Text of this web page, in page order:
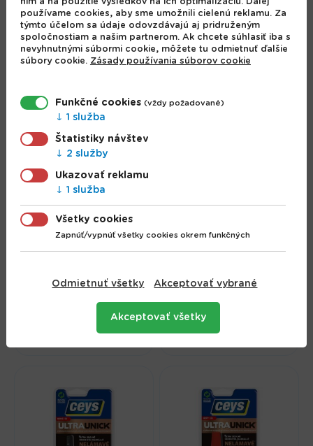
Lepidlo Ceys TOTAL
TECH, strieborný, 2v1
tmel, 290 ml
Lepidlo Ceys TOTAL
TECH, terakota, 2v1
tmel, 290 ml
Pena Pattex GreenQ,
Ultraunick,
4.80 €
používame cookies, aby sme umožnili cielenú reklamu. Za
týmto účelom sa údaje odovzdávajú aj pridruženým
spoločnostiam a našim partnerom. Ak chcete súhlasiť iba s
nevyhnutnými súbormi cookie, môžete tu odmietnuť ďalšie
súbory cookie. Zásady používania súborov cookie
Funkčné cookies (vždy požadované)
1 služba
Štatistiky návštev
2 služby
Ukazovať reklamu
1 služba
Všetky cookies
Zapnúť/vypnúť všetky cookies okrem funkčných
Odmietnuť všetky Akceptovať vybrané
Akceptovať všetky